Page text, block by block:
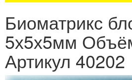
Биоматрикс
5х5х5мм
Артикул 40202